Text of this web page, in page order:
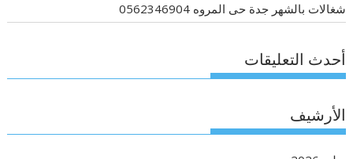
شغالات بالشهر جدة حى المروه 0562346904
أحدث التعليقات
الأرشيف